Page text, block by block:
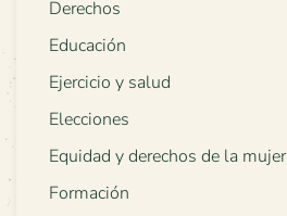
Derechos
Educación
Ejercicio y salud
Elecciones
Equidad y derechos de la mujer
Formación